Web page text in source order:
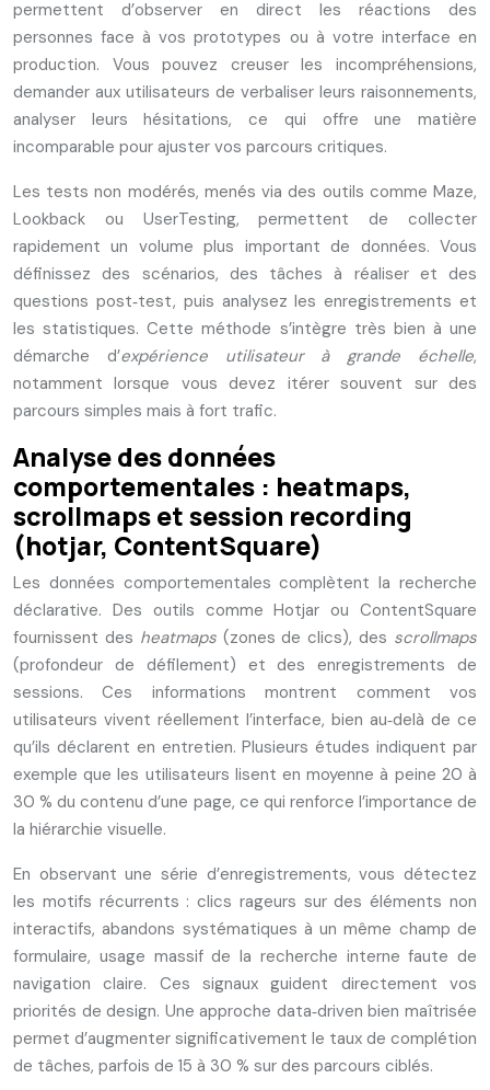
permettent d’observer en direct les réactions des
personnes face à vos prototypes ou à votre interface en
production. Vous pouvez creuser les incompréhensions,
demander aux utilisateurs de verbaliser leurs raisonnements,
analyser leurs hésitations, ce qui offre une matière
incomparable pour ajuster vos parcours critiques.
Les tests non modérés, menés via des outils comme Maze,
Lookback ou UserTesting, permettent de collecter
rapidement un volume plus important de données. Vous
définissez des scénarios, des tâches à réaliser et des
questions post‑test, puis analysez les enregistrements et
les statistiques. Cette méthode s’intègre très bien à une
démarche d’expérience utilisateur à grande échelle,
notamment lorsque vous devez itérer souvent sur des
parcours simples mais à fort trafic.
Analyse des données
comportementales : heatmaps,
scrollmaps et session recording
(hotjar, ContentSquare)
Les données comportementales complètent la recherche
déclarative. Des outils comme Hotjar ou ContentSquare
fournissent des heatmaps(zones de clics), des scrollmaps
(profondeur de défilement) et des enregistrements de
sessions. Ces informations montrent comment vos
utilisateurs vivent réellement l’interface, bien au‑delà de ce
qu’ils déclarent en entretien. Plusieurs études indiquent par
exemple que les utilisateurs lisent en moyenne à peine 20 à
30 % du contenu d’une page, ce qui renforce l’importance de
la hiérarchie visuelle.
En observant une série d’enregistrements, vous détectez
les motifs récurrents : clics rageurs sur des éléments non
interactifs, abandons systématiques à un même champ de
formulaire, usage massif de la recherche interne faute de
navigation claire. Ces signaux guident directement vos
priorités de design. Une approche data‑driven bien maîtrisée
permet d’augmenter significativement le taux de complétion
de tâches, parfois de 15 à 30 % sur des parcours ciblés.